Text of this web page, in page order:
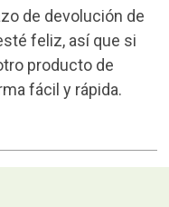
de devolución de
feliz, así que si
producto de
fácil y rápida.